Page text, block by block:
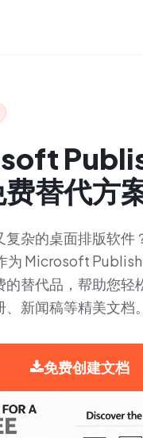
替代方
复杂的桌面排版软件
为 Microsoft
的替代品，帮助您轻
新闻稿等精美文档。
免费创建文档